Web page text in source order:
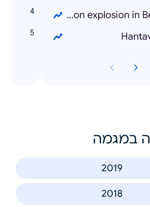
Lebanon explosion in Beirut
במגמה
2019
2018